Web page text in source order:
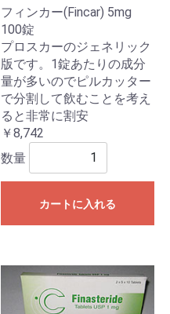
フィンカー(Fincar) 5mg
100錠
プロスカーのジェネリック
版です。1錠あたりの成分
量が多いのでピルカッター
で分割して飲むことを考え
ると非常に割安
￥8,742
数量
カートに入れる